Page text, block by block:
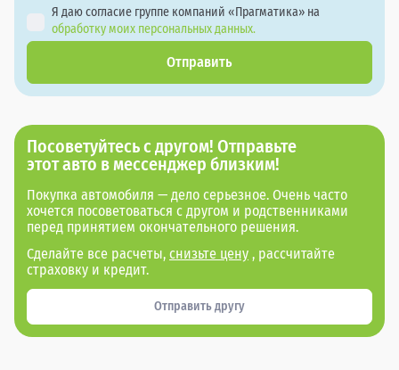
Я даю согласие группе компаний «Прагматика» на
обработку моих персональных данных.
Отправить
Посоветуйтесь с другом! Отправьте
этот авто в мессенджер близким!
Покупка автомобиля — дело серьезное. Очень часто
хочется посоветоваться с другом и родственниками
перед принятием окончательного решения.
Сделайте все расчеты, снизьте цену , рассчитайте
страховку и кредит.
Отправить другу